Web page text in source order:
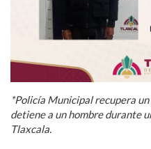
*Policía Municipal recupera
detiene a un hombre durante
Tlaxcala.